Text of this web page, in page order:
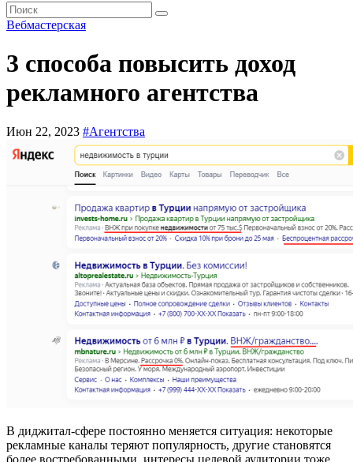
Вебмастерская
3 способа повысить доход
рекламного агентства
Июн 22, 2023 #Агентства
В диджитал-сфере постоянно меняется ситуация: некоторые
рекламные каналы теряют популярность, другие становятся
более востребованными, интересы целевой аудитории тоже